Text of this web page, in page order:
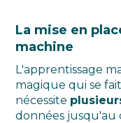
La mise en
machine
L'apprentissage
magique qui se
nécessite
données